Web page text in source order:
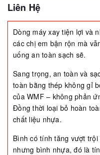
Liên Hệ
Dòng máy xay tiện lợi và
các chị em bận rộn mà
uống an toàn sạch sẽ.
Sang trọng, an toàn và
toàn bằng thép không gỉ
của WMF – không phản
Đồng thời loại bỏ hoàn
chất liệu nhựa.
Bình có tính tăng vượt
nhưng bình nhựa, đó là